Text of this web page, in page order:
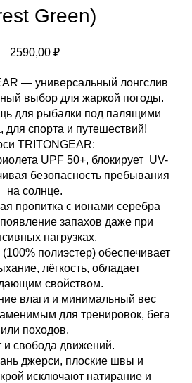
Green)
2590,00 ₽
— универсальный лонгслив
выбор для жаркой погоды.
для рыбалки под палящими
для спорта и путешествий!
TRITONGEAR:
UPF 50+, блокирует UV-
безопасность пребывания
на солнце.
пропитка с ионами серебра
запахов даже при
нагрузках.
полиэстер) обеспечивает
лёгкость, обладает
свойством.
влаги и минимальный вес
для тренировок, бега
или походов.
и свобода движений.
джерси, плоские швы и
исключают натирание и